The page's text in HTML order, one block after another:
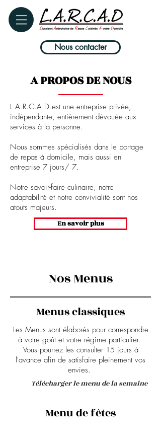
Nous contacter
A PROPOS DE NOUS
L.A.R.C.A.D est une entreprise privée,
indépendante, entièrement dévouée aux
services à la personne.
Nous sommes spécialisés dans le portage
de repas à domicile, mais aussi en
entreprise 7 jours/ 7.
Notre savoir-faire culinaire, notre
adaptabilité et notre convivialité sont nos
atouts majeurs.
En savoir plus
Nos Menus
Menus classiques
Les Menus sont élaborés pour correspondre
à votre goût et votre régime particulier.
Vous pourrez les consulter 15 jours à
l'avance afin de satisfaire pleinement vos
envies.
Télécharger le menu de la semaine
Menu de fêtes